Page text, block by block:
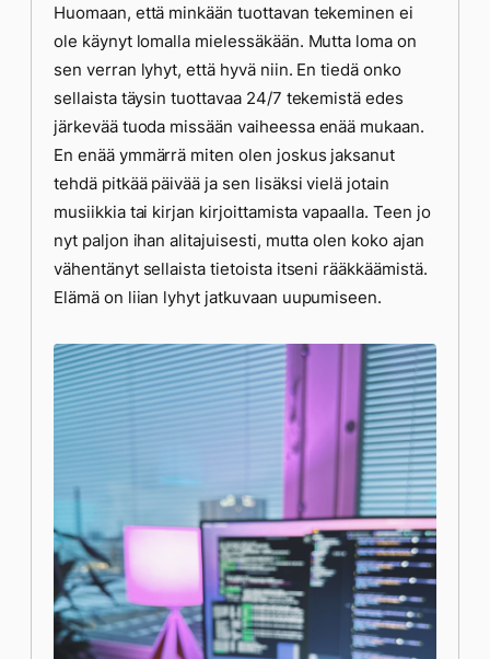
Huomaan, että minkään tuottavan tekeminen ei
ole käynyt lomalla mielessäkään. Mutta loma on
sen verran lyhyt, että hyvä niin. En tiedä onko
sellaista täysin tuottavaa 24/7 tekemistä edes
järkevää tuoda missään vaiheessa enää mukaan.
En enää ymmärrä miten olen joskus jaksanut
tehdä pitkää päivää ja sen lisäksi vielä jotain
musiikkia tai kirjan kirjoittamista vapaalla. Teen jo
nyt paljon ihan alitajuisesti, mutta olen koko ajan
vähentänyt sellaista tietoista itseni rääkkäämistä.
Elämä on liian lyhyt jatkuvaan uupumiseen.